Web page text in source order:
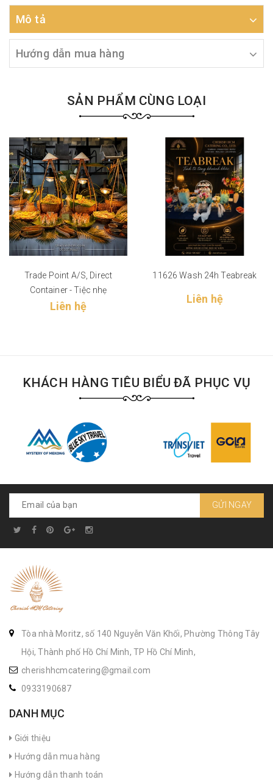
Mô tả
Hướng dẫn mua hàng
SẢN PHẨM CÙNG LOẠI
Trade Point A/S, Direct
Container - Tiệc nhẹ
Liên hệ
11626 Wash 24h Teabreak
Liên hệ
KHÁCH HÀNG TIÊU BIỂU ĐÃ PHỤC VỤ
GỬI NGAY
Tòa nhà Moritz, số 140 Nguyễn Văn Khối, Phường Thông Tây
Hội, Thành phố Hồ Chí Minh, TP Hồ Chí Minh,
cherishhcmcatering@gmail.com
0933190687
DANH MỤC
Giới thiệu
Hướng dẫn mua hàng
Hướng dẫn thanh toán